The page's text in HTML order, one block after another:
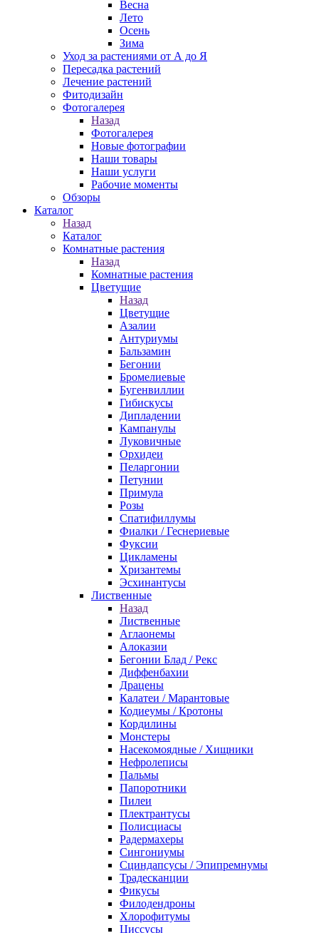
Весна
Лето
Осень
Зима
Уход за растениями от А до Я
Пересадка растений
Лечение растений
Фитодизайн
Фотогалерея
Назад
Фотогалерея
Новые фотографии
Наши товары
Наши услуги
Рабочие моменты
Обзоры
Каталог
Назад
Каталог
Комнатные растения
Назад
Комнатные растения
Цветущие
Назад
Цветущие
Азалии
Антуриумы
Бальзамин
Бегонии
Бромелиевые
Бугенвиллии
Гибискусы
Дипладении
Кампанулы
Луковичные
Орхидеи
Пеларгонии
Петунии
Примула
Розы
Спатифиллумы
Фиалки / Геснериевые
Фуксии
Цикламены
Хризантемы
Эсхинантусы
Лиственные
Назад
Лиственные
Аглаонемы
Алоказии
Бегонии Блад / Рекс
Диффенбахии
Драцены
Калатеи / Марантовые
Кодиеумы / Кротоны
Кордилины
Монстеры
Насекомоядные / Хищники
Нефролеписы
Пальмы
Папоротники
Пилеи
Плектрантусы
Полисциасы
Радермахеры
Сингониумы
Сциндапсусы / Эпипремнумы
Традесканции
Фикусы
Филодендроны
Хлорофитумы
Циссусы